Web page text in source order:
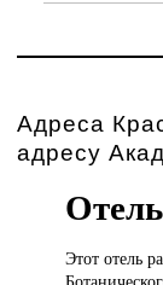
Адреса
адресу
Этот отель